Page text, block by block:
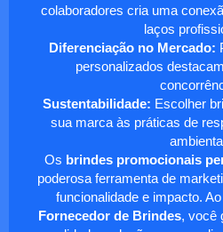
colaboradores cria uma
laços
Diferenciação no Mercado:
personalizados
Sustentabilidade: Escolher
sua marca às práticas de
Os brindes promocionais
poderosa ferramenta de
funcionalidade e impacto.
Fornecedor de Brindes, você